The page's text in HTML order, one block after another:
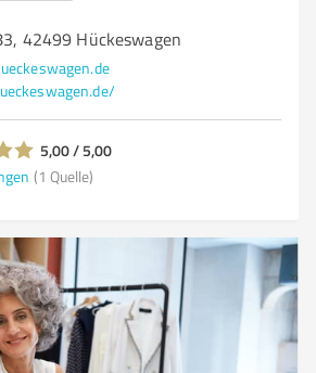
42499 Hückeswagen
5,00 / 5,00
(1 Quelle)